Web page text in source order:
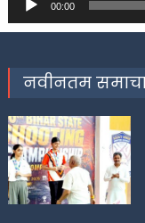
00:00
नवीनतम